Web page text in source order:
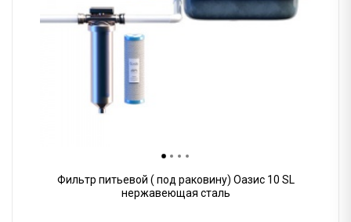
Фильтр питьевой ( под раковину) Оазис 10 SL
нержавеющая сталь